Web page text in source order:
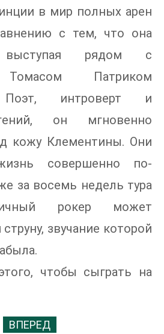
в мир полных арен
с тем, что она
выступая рядом с
Томасом Патриком
Поэт, интроверт и
он мгновенно
кожу Клементины. Они
совершенно по-
за восемь недель тура
рокер может
звучание которой
чтобы сыграть на
ВПЕРЕД